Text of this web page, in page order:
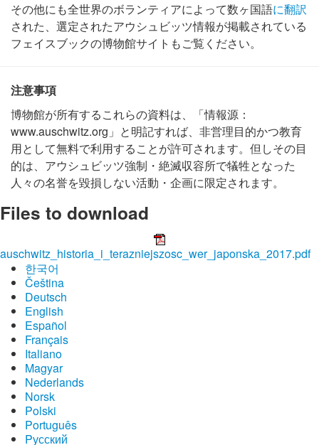
その他にも全世界のボランティアによって数ヶ国語に翻訳
された、選定されたアウシュビッツ情報が掲載されている
フェイスブックの博物館サイトもご覧ください。
注意事項
博物館が所有するこれらの資料は、「情報源：
www.auschwitz.org」と明記すれば、非営理目的かつ教育
用として無料で利用することが許可されます。但しその目
的は、アウシュビッツ強制・絶滅収容所で犠牲となった
人々の名誉を毀損しない活動・企画に限定されます。
Files to download
auschwitz_historia_i_terazniejszosc_wer_japonska_2017.pdf
한국어
Čeština
Deutsch
English
Español
Français
Italiano
Magyar
Nederlands
Norsk
Polski
Português
Pусский